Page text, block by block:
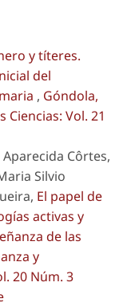
y títeres.
del
, Góndola,
Ciencias: Vol. 21
Côrtes,
Silvio
El papel de
activas y
de las
y
20 Núm. 3